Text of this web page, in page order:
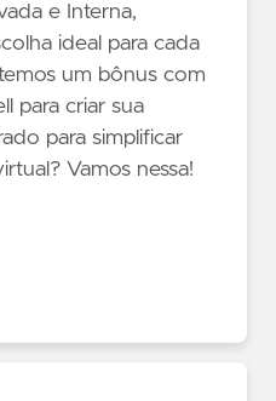
e Interna,
ideal para cada
um bônus com
para criar sua
para simplificar
Vamos nessa!